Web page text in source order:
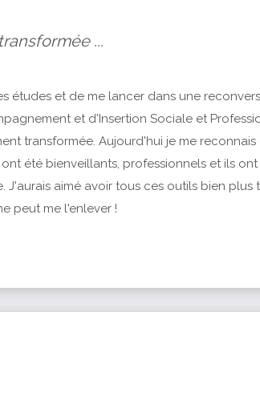
...
études et de me lancer dans une
et d'Insertion Sociale et
transformée. Aujourd'hui je me
ont été bienveillants, professionnels et ils
J'aurais aimé avoir tous ces outils bien plus
peut me l'enlever !